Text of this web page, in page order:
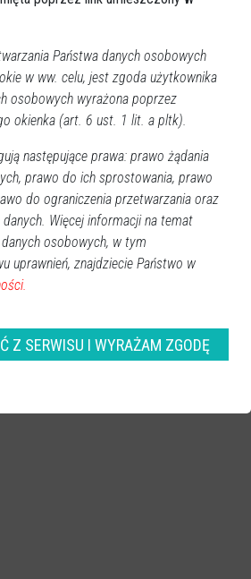
nowe wiadomości
źródeł w Google News.
w Google News
REKLAMA
Państwa danych osobowych
w ww. celu, jest zgoda użytkownika
osobowych wyrażona poprzez
okienka (art. 6 ust. 1 lit. a pltk).
następujące prawa: prawo żądania
prawo do ich sprostowania, prawo
do ograniczenia przetwarzania oraz
Więcej informacji na temat
osobowych, w tym
uprawnień, znajdziecie Państwo w
Z SERWISU I WYRAŻAM ZGODĘ